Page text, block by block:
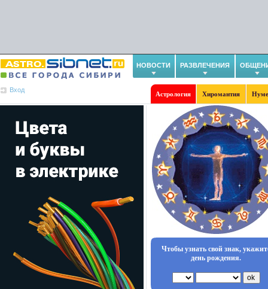
НОВОСТИ РАЗВЛЕЧЕНИЯ
Вход
Астрология Хиромантия
Чтобы узнать свой знак,
день рождения.